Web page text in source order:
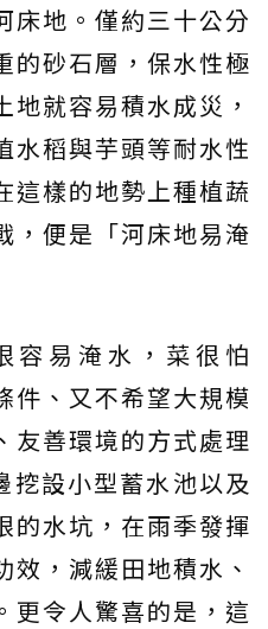
床地。僅約三十公分
的砂石層，保水性極
就容易積水成災，
水稻與芋頭等耐水性
這樣的地勢上種植蔬
，便是「河床地易淹
容易淹水，菜很怕
件、又不希望大規模
友善環境的方式處理
設小型蓄水池以及
的水坑，在雨季發揮
效，減緩田地積水、
更令人驚喜的是，這